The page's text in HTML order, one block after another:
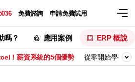
免費諮詢 申請免費試用
嗎？ 應用案例 ERP 概說
！薪資系統的5個優勢 從零開始學公司